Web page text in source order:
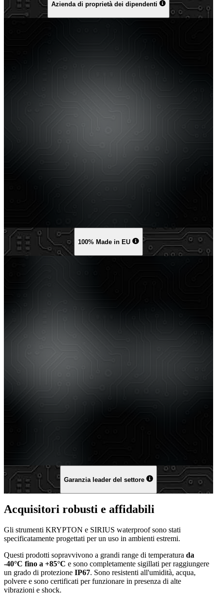
Azienda di proprietà dei dipendenti
100% Made in EU
Garanzia leader del settore
Acquisitori robusti e affidabili
Gli strumenti KRYPTON e SIRIUS waterproof sono stati
specificatamente progettati per un uso in ambienti estremi.
Questi prodotti sopravvivono a grandi range di temperatura da
-40°C fino a +85°C e sono completamente sigillati per raggiungere
un grado di protezione IP67. Sono resistenti all'umidità, acqua,
polvere e sono certificati per funzionare in presenza di alte
vibrazioni e shock.